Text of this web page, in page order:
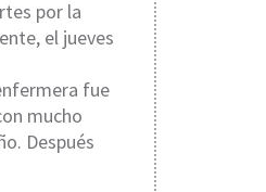
por la
el jueves
fue
mucho
Después